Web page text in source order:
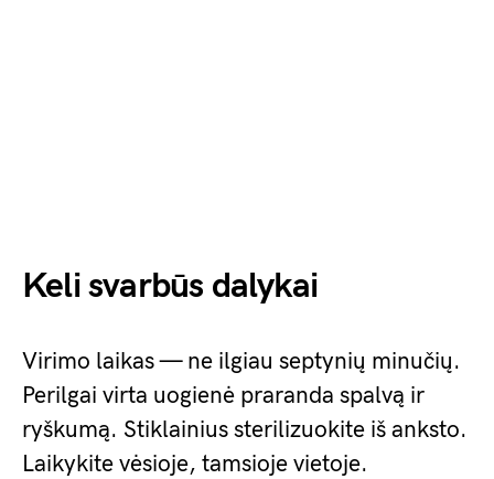
Keli svarbūs dalykai
Virimo laikas — ne ilgiau septynių minučių.
Perilgai virta uogienė praranda spalvą ir
ryškumą. Stiklainius sterilizuokite iš anksto.
Laikykite vėsioje, tamsioje vietoje.